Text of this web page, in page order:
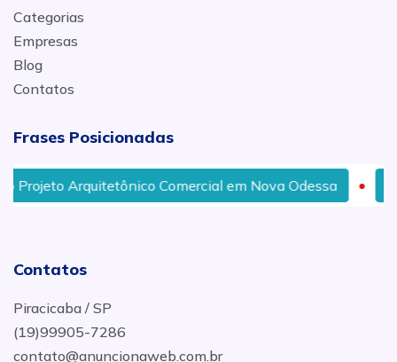
Categorias
Empresas
Blog
Contatos
Frases Posicionadas
Comercial em Nova Odessa Projeto de
Contatos
Piracicaba / SP
(19)99905-7286
contato@anuncionaweb.com.br